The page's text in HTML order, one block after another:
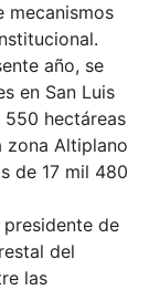
mecanismos
año, se
en San Luis
hectáreas
zona Altiplano
de 17 mil 480
de
del
las